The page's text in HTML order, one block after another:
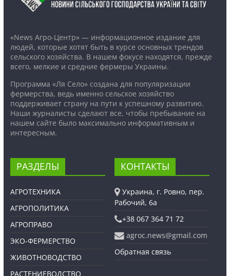
«News Агро-Центр» — информационное издание для
людей, которые хотят быть в курсе основных трендов
сельского хозяйства. В нашем фокусе находятся, прежде
всего, мелкие и средние фермеры Украины.
Программа «Ля Село» создана для популяризации
фермерства, ведь именно сельское хозяйство
поддерживает страну на пути к успешному развитию.
Наши журналисты сделают все, чтобы пребывание на
нашем сайте было максимально информативным и
интересным.
РАЗДЕЛЫ
АГРОТЕХНИКА
АГРОПОЛИТИКА
АГРОПРАВО
ЭКО-ФЕРМЕРСТВО
ЖИВОТНОВОДСТВО
РАСТЕНИЕВОДСТВО
КОНТАКТЫ
Украина, г. Ровно, пер.
Рабочий, 6а
+38 067 364 71 72
agroc.news@gmail.com
Обратная связь